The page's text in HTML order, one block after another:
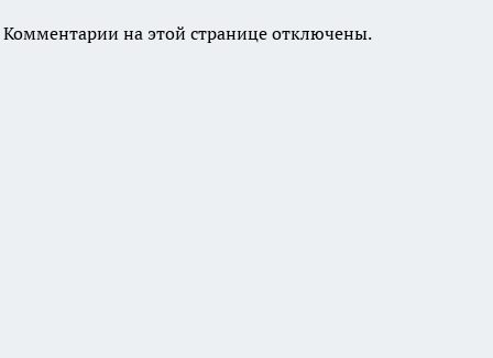
Комментарии на этой странице отключены.